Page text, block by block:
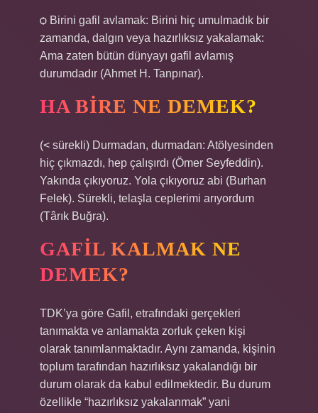
ѻ Birini gafil avlamak: Birini hiç umulmadık bir
zamanda, dalgın veya hazırlıksız yakalamak:
Ama zaten bütün dünyayı gafil avlamış
durumdadır (Ahmet H. Tanpınar).
HA BIRE NE DEMEK?
(< sürekli) Durmadan, durmadan: Atölyesinden
hiç çıkmazdı, hep çalışırdı (Ömer Seyfeddin).
Yakında çıkıyoruz. Yola çıkıyoruz abi (Burhan
Felek). Sürekli, telaşla ceplerimi arıyordum
(Târık Buğra).
GAFIL KALMAK NE
DEMEK?
TDK’ya göre Gafil, etrafındaki gerçekleri
tanımakta ve anlamakta zorluk çeken kişi
olarak tanımlanmaktadır. Aynı zamanda, kişinin
toplum tarafından hazırlıksız yakalandığı bir
durum olarak da kabul edilmektedir. Bu durum
özellikle “hazırlıksız yakalanmak” yani